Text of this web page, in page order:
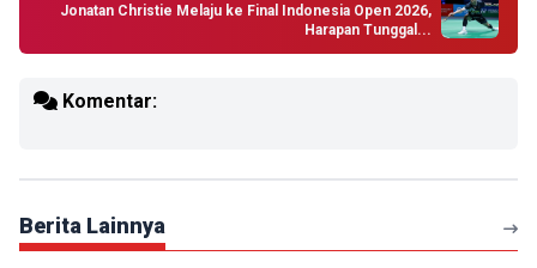
Jonatan Christie Melaju ke Final Indonesia Open 2026,
Harapan Tunggal...
Komentar:
Berita Lainnya